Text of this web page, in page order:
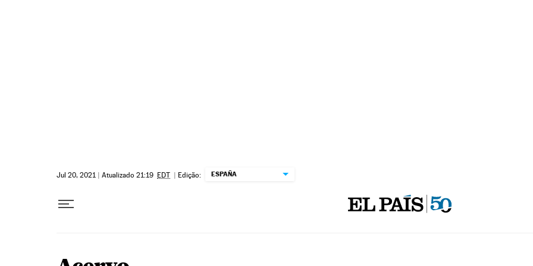
Jul 20, 2021 | Atualizado 21:19 EDT | Edição: ESPAÑA